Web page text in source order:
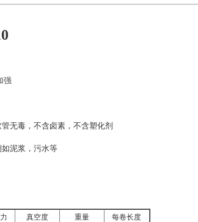
强
无毒，不含卤素，不含塑化剂
泥浆，污水等
真空度 重量
每卷长度